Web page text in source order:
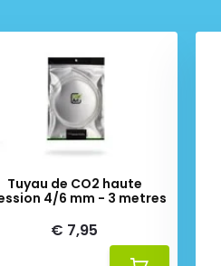
Tuyau de CO2 haute
4/6 mm - 3 metres
€ 7,95